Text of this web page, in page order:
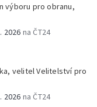
výboru pro obranu,
2026 na ČT24
velitel Velitelství pro
2026 na ČT24